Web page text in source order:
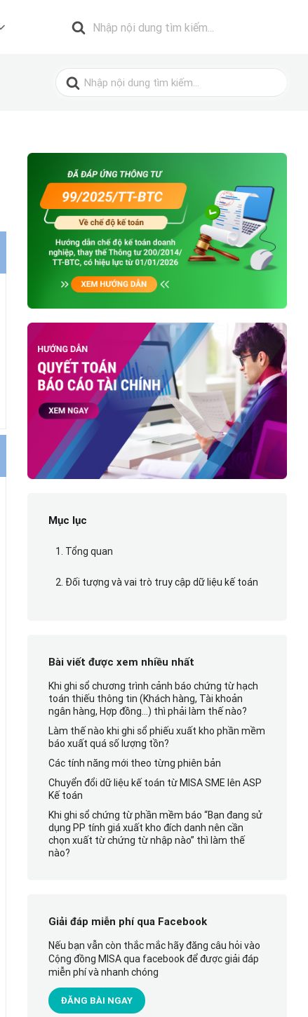
for:
Search
for:
Mục lục
1. Tổng quan
2. Đối tượng và vai trò truy cập dữ liệu kế toán
Bài viết được xem nhiều nhất
Khi ghi sổ chương trình cảnh báo chứng từ hạch
toán thiếu thông tin (Khách hàng, Tài khoản
ngân hàng, Hợp đồng…) thì phải làm thế nào?
Làm thế nào khi ghi sổ phiếu xuất kho phần mềm
báo xuất quá số lượng tồn?
Các tính năng mới theo từng phiên bản
Chuyển đổi dữ liệu kế toán từ MISA SME lên ASP
Kế toán
Khi ghi sổ chứng từ phần mềm báo “Bạn đang sử
dụng PP tính giá xuất kho đích danh nên cần
chọn xuất từ chứng từ nhập nào” thì làm thế
nào?
Giải đáp miễn phí qua Facebook
Nếu bạn vẫn còn thắc mắc hãy đăng câu hỏi vào
Cộng đồng MISA qua facebook để được giải đáp
miễn phí và nhanh chóng
ĐĂNG BÀI NGAY